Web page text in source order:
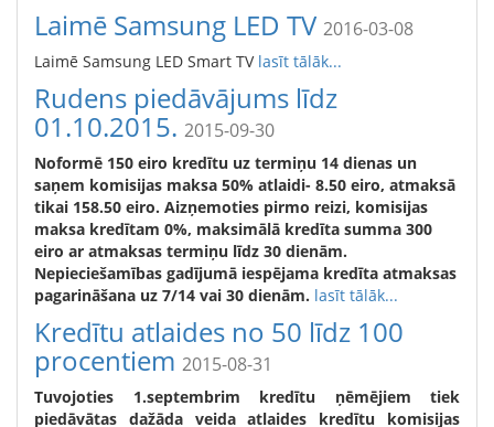
Laimē Samsung LED TV 2016-03-08
Laimē Samsung LED Smart TV lasīt tālāk...
Rudens piedāvājums līdz
01.10.2015. 2015-09-30
Noformē 150 eiro kredītu uz termiņu 14 dienas un
saņem komisijas maksa 50% atlaidi- 8.50 eiro, atmaksā
tikai 158.50 eiro. Aizņemoties pirmo reizi, komisijas
maksa kredītam 0%, maksimālā kredīta summa 300
eiro ar atmaksas termiņu līdz 30 dienām.
Nepieciešamības gadījumā iespējama kredīta atmaksas
pagarināšana uz 7/14 vai 30 dienām. lasīt tālāk...
Kredītu atlaides no 50 līdz 100
procentiem 2015-08-31
Tuvojoties 1.septembrim kredītu ņēmējiem tiek
piedāvātas dažāda veida atlaides kredītu komisijas